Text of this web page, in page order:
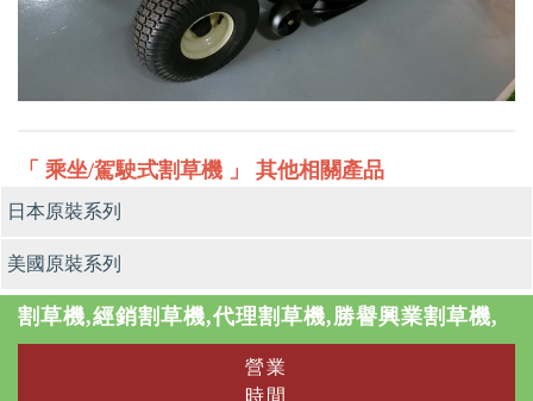
「 乘坐/駕駛式割草機 」 其他相關產品
日本原裝系列
美國原裝系列
割草機,經銷割草機,代理割草機,勝譽興業割草機,
營業
時間